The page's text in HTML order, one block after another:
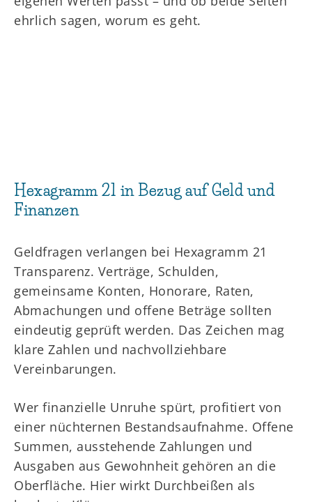
ehrlich sagen, worum es geht.
Hexagramm 21 in Bezug auf Geld und
Finanzen
Geldfragen verlangen bei Hexagramm 21
Transparenz. Verträge, Schulden,
gemeinsame Konten, Honorare, Raten,
Abmachungen und offene Beträge sollten
eindeutig geprüft werden. Das Zeichen mag
klare Zahlen und nachvollziehbare
Vereinbarungen.
Wer finanzielle Unruhe spürt, profitiert von
einer nüchternen Bestandsaufnahme. Offene
Summen, ausstehende Zahlungen und
Ausgaben aus Gewohnheit gehören an die
Oberfläche. Hier wirkt Durchbeißen als